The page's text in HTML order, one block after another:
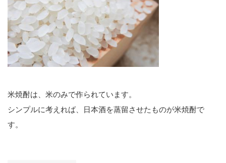
米焼酎は、米のみで作られています。
シンプルに考えれば、日本酒を蒸留させたものが米焼酎で
す。